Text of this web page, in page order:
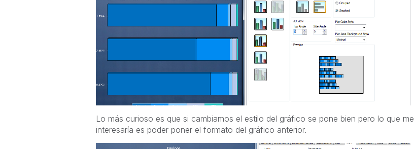
Lo más curioso es que si cambiamos el estilo del gráfico se pone bien pero lo que me
interesaría es poder poner el formato del gráfico anterior.